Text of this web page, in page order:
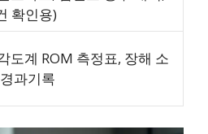
확인용)
도계 ROM 측정표, 장해 소
과기록